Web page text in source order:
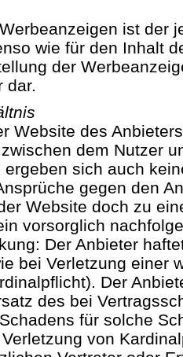
ist der
wie für den Inhalt
der
dar.
Website des
dem Nutzer
sich auch
gegen den
Website doch zu
vorsorglich
Der Anbieter
bei Verletzung einer
Der
des bei
für solche
von